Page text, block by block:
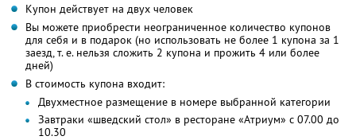
Купон действует на двух человек
Вы можете приобрести неограниченное количество купонов
для себя и в подарок (но использовать не более 1 купона за 1
заезд, т. е. нельзя сложить 2 купона и прожить 4 или более
дней)
В стоимость купона входит:
Двухместное размещение в номере выбранной категории
Завтраки «шведский стол» в ресторане «Атриум» с 07.00 до
10.30